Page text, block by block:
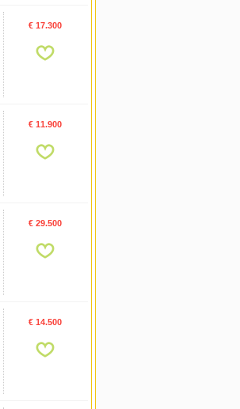
€ 17.300
€ 11.900
€ 29.500
€ 14.500